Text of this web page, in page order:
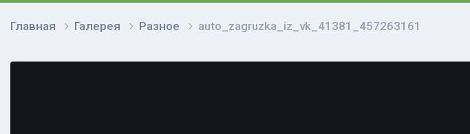
Главная Галерея Разное auto_zagruzka_iz_vk_41381_457263161